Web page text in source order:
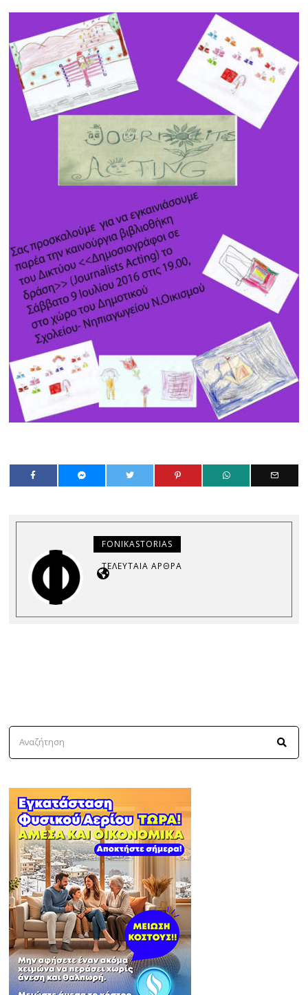
FONIKASTORIAS
ΤΕΛΕΥΤΑΊΑ ΆΡΘΡΑ